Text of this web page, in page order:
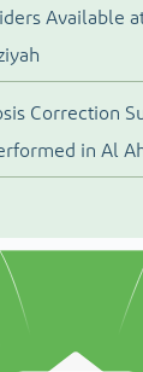
Available
Correction
in Al